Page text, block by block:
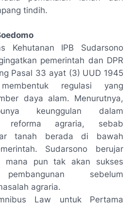
tindih.
Kehutanan IPB Sudarsono
pemerintah dan DPR
Pasal 33 ayat (3) UUD 1945
regulasi yang
daya alam. Menurutnya,
keunggulan dalam
reforma agraria, sebab
tanah berada di bawah
Sudarsono berujar
mana pun tak akan sukses
sebelum
agraria.
Law untuk Pertama